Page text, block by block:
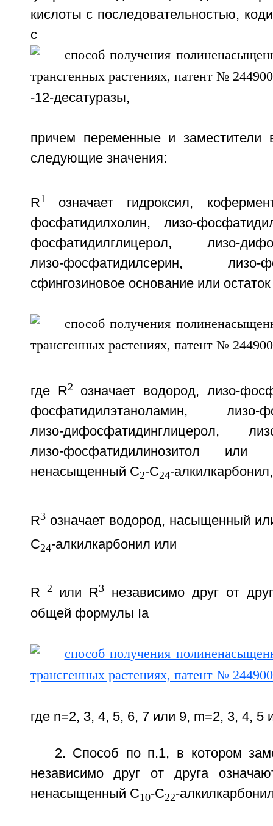
кислоты с последовательностью,
с
-12-десатуразы,
причем переменные и
следующие значения:
R1 означает гидроксил,
фосфатидилхолин, лизо-
фосфатидилглицерол, лизо-
лизо-фосфатидилсерин, лизо-
сфингозиновое основание или
где R2
означает водород, лизо-
фосфатидилэтаноламин, лизо-
лизо-дифосфатидинглицерол,
лизо-фосфатидилинозитол
ненасыщенный С2-С24-алкилкарбонил,
R3означает водород, насыщенный
C24-алкилкарбонил или
R 2 или R3
независимо друг от
общей формулы Ia
где n=2, 3, 4, 5, 6, 7 или 9, m=2, 3, 4, 5
2. Способ по п.1, в котором
независимо друг от друга
ненасыщенный С10-С22-